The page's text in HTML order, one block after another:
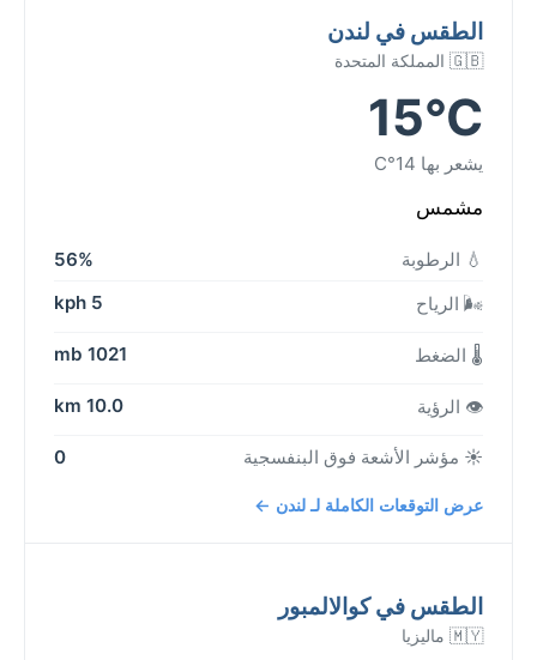
الطقس في لندن
🇬🇧 المملكة المتحدة
15°C
يشعر بها 14°C
مشمس
💧 الرطوبة
56%
🌬️ الرياح
5 kph
🌡️ الضغط 1021 mb
👁️ الرؤية 10.0 km
☀️ مؤشر الأشعة فوق البنفسجية 0
عرض التوقعات الكاملة لـ لندن ←
الطقس في كوالالمبور
🇲🇾 ماليزيا